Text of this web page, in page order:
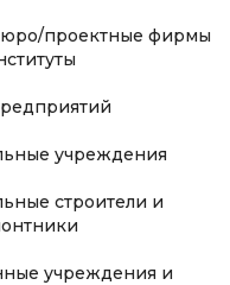
проектные фирмы
учреждения
строители и
учреждения и